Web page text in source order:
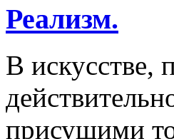
Реализм.
В искусстве,
присущими